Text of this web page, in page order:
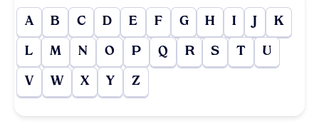
A B C D E F G H I J K
L M N O P Q R S T U
V W X Y Z